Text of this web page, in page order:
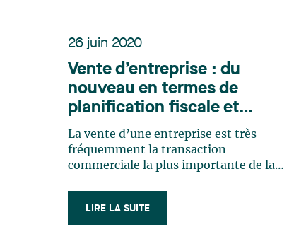
26 juin 2020
Vente d’entreprise : du
nouveau en termes de
planification fiscale et
d’imposition
La vente d’une entreprise est très
fréquemment la transaction
commerciale la plus importante de la
l’unique fonds de retraite de
l’entrepreneur. Il est donc important
LIRE LA SUITE